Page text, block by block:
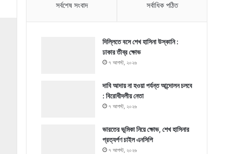
সর্বশেষ সংবাদ সর্বাধিক পঠিত
দিল্লিতে বসে শেখ হাসিনা উস্কানি :
ঢাকার তীব্র ক্ষোভ
৭ আগস্ট, ২০২৬
দাবি আদায় না হওয়া পর্যন্ত আন্দোলন চলবে
: বিরোধীদলীয় নেতা
৭ আগস্ট, ২০২৬
ভারতের ভূমিকা নিয়ে ক্ষোভ, শেখ হাসিনার
প্রত্যর্পণ চাইল এনসিপি
৭ আগস্ট, ২০২৬